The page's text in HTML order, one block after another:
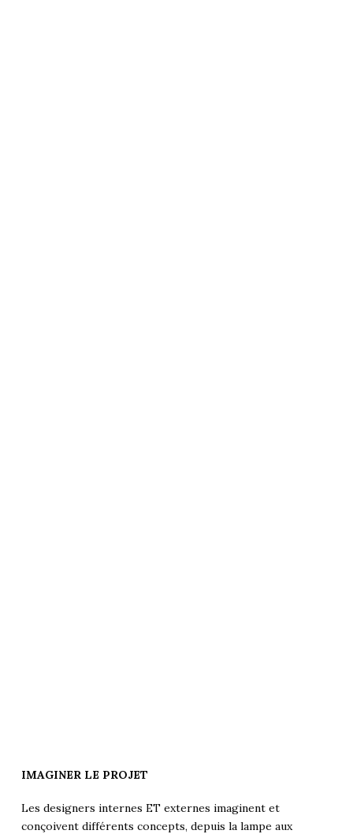
IMAGINER LE PROJET
Les designers internes ET externes imaginent et
conçoivent différents concepts, depuis la lampe aux